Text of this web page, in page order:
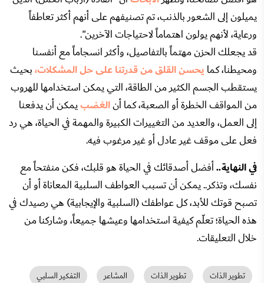
يميلون إلى الشعور بالذنب، تم تصنيفهم على أنهم أكثر تعاطفاً
ورعاية، لأنهم يولون اهتماماً لاحتياجات الآخرين".
قد يجعلك الحزن مهتماً بالتفاصيل، وأكثر انسجاماً مع أنفسنا
ومحيطنا، كمايحسن القلق من قدرتنا على حل المشكلات،بحيث
يستقطب الجسم الكثير من الطاقة، التي يمكن استخدامها للهروب
من المواقف الخطرة أو الصعبة، كما أنالغضبيمكن أن يدفعنا
إلى العمل، والعديد من التغييرات الكبيرة والمهمة في الحياة، هي رد
فعل على موقف غير عادل أو غير مرغوب فيه.
في النهاية..أفضل أصدقائك في الحياة هو قلبك، فكن منفتحاً مع
نفسك، وتذكر.. يمكن أن تسبب العواطف السلبية المعاناة أو أن
تصبح قوتك للأبد، كل عواطفك (السلبية والإيجابية) هي رصيدك في
هذه الحياة؛ تعلّم كيفية استخدامها وعيشها جميعاً، وشاركنا من
خلال التعليقات.
تطوير الذات تطوير الذات المشاعر التفكير السلبي